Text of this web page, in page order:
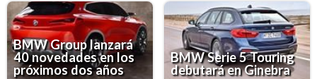
BMW Group lanzará
40 novedades en los
próximos dos años
BMW Serie 5 Touring
debutará en Ginebra